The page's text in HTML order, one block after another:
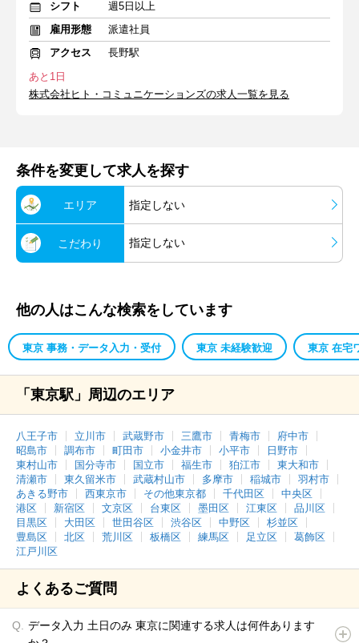
シフト
週5日以上
雇用形態
派遣社員
アクセス
長野駅
あと1日
株式会社ヒト・コミュニケーションズの求人一覧を見る
条件を変更して求人を探す
エリア 指定しない
こだわり 指定しない
他の人はこんな検索をしています
東京 事務・データ入力・受付 東京 未経験歓迎 東京 在宅
「東京駅」周辺のエリア
八王子市 立川市 武蔵野市 三鷹市 青梅市
府中市
昭島市
調布市 町田市 小金井市 小平市
日野市
東村山市
国分寺市 国立市 福生市 狛江市
東大和市
清瀬市
東久留米市 武蔵村山市 多摩市 稲城市
羽村市
あきる野市
西東京市 その他東京都 千代田区
中央区
港区
新宿区 文京区 台東区 墨田区 江東区
品川区
目黒区
大田区 世田谷区 渋谷区 中野区
杉並区
豊島区
北区 荒川区 板橋区 練馬区 足立区
葛飾区
江戸川区
よくあるご質問
データ入力 土日のみ 東京に関連する求人は何件あります